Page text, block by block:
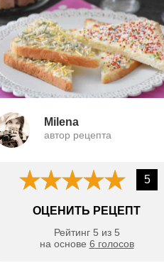
Milena
автор рецепта
5
ОЦЕНИТЬ РЕЦЕПТ
Рейтинг 5 из 5
на основе 6 голосов